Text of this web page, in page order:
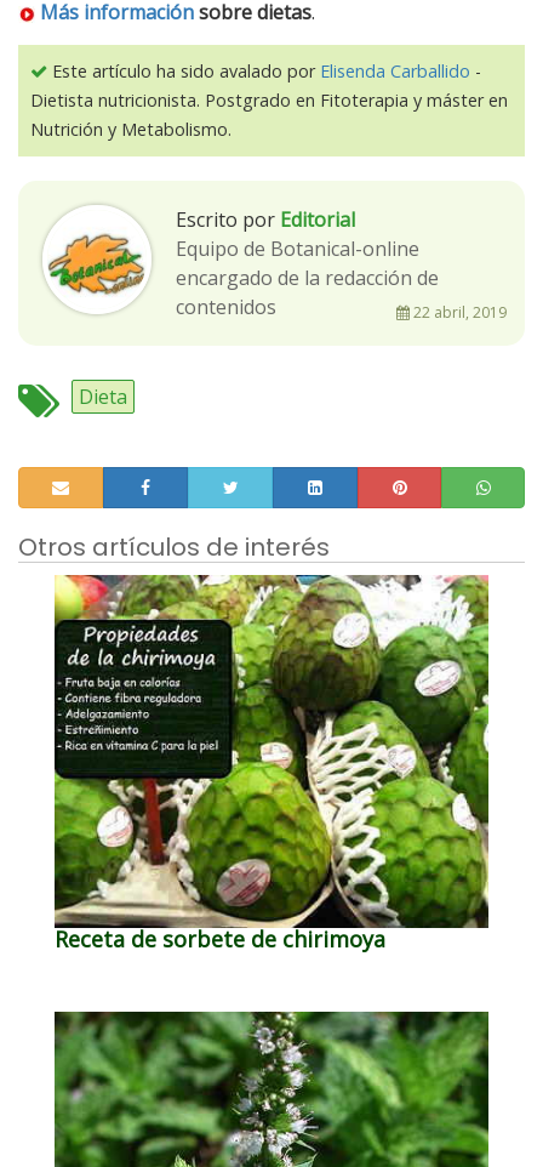
Más informaciónsobre dietas.
Este artículo ha sido avalado por Elisenda Carballido -
Dietista nutricionista. Postgrado en Fitoterapia y máster en
Nutrición y Metabolismo.
Escrito por Editorial
Equipo de Botanical-online
encargado de la redacción de
contenidos
22 abril, 2019
Dieta
Otros artículos de interés
Receta de sorbete de chirimoya